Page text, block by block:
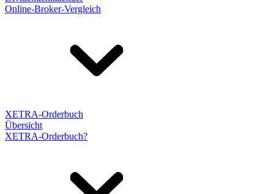
Online-Broker-Vergleich
XETRA-Orderbuch
Übersicht
XETRA-Orderbuch?